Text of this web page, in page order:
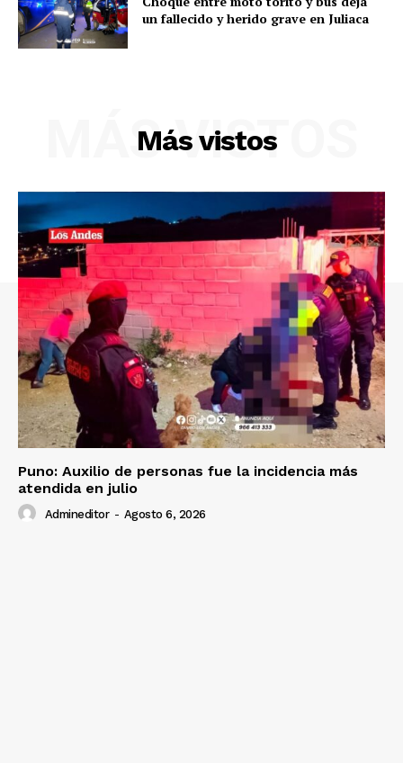
Diario los Andes
Nosotros
Contacto
Prensa
un fallecido y herido grave en Juliaca
Más vistos
MÁS VISTOS
Puno: Auxilio de personas fue la incidencia más
atendida en julio
Admineditor - Agosto 6, 2026